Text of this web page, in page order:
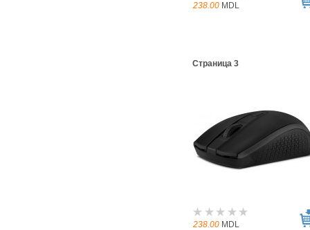
238.00 MDL
Страница 3
238.00 MDL